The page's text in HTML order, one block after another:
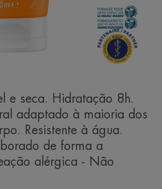
e seca. Hidratação 8h.
adaptado à maioria dos
Resistente à água.
de forma a
alérgica - Não